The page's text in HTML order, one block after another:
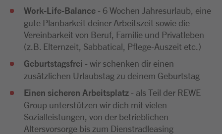
Work-Life-Balance - 6 Wochen Jahresurlaub, eine
gute Planbarkeit deiner Arbeitszeit sowie die
Vereinbarkeit von Beruf, Familie und Privatleben
(z.B. Elternzeit, Sabbatical, Pflege-Auszeit etc.)
Geburtstagsfrei - wir schenken dir einen
zusätzlichen Urlaubstag zu deinem Geburtstag
Einen sicheren Arbeitsplatz - als Teil der REWE
Group unterstützen wir dich mit vielen
Sozialleistungen, von der betrieblichen
Altersvorsorge bis zum Dienstradleasing